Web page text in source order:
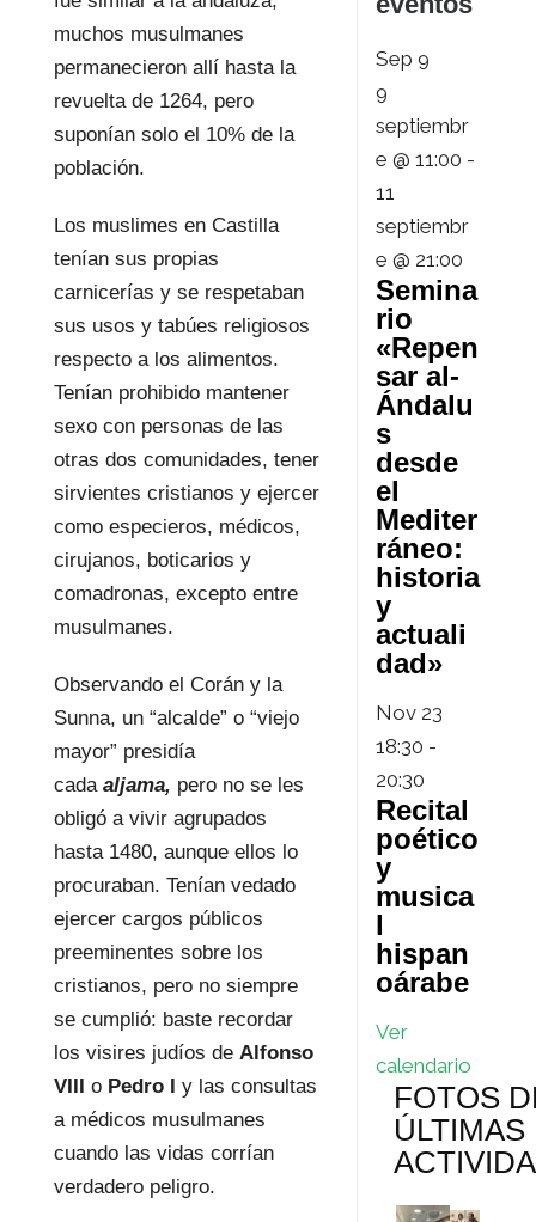
muchos musulmanes
permanecieron allí hasta la
revuelta de 1264, pero
suponían solo el 10% de la
población.
Los muslimes en Castilla
tenían sus propias
carnicerías y se respetaban
sus usos y tabúes religiosos
respecto a los alimentos.
Tenían prohibido mantener
sexo con personas de las
otras dos comunidades, tener
sirvientes cristianos y ejercer
como especieros, médicos,
cirujanos, boticarios y
comadronas, excepto entre
musulmanes.
Observando el Corán y la
Sunna, un “alcalde” o “viejo
mayor” presidía
cada aljama, pero no se les
obligó a vivir agrupados
hasta 1480, aunque ellos lo
procuraban. Tenían vedado
ejercer cargos públicos
preeminentes sobre los
cristianos, pero no siempre
se cumplió: baste recordar
los visires judíos de Alfonso
VIII
o Pedro I
y las consultas
a médicos musulmanes
cuando las vidas corrían
verdadero peligro.
Sep9
9
septiembr
e @ 11:00 -
11
septiembr
e @ 21:00
Semina
rio
«Repen
sar al-
Ándalu
s
desde
el
Mediter
ráneo:
historia
y
actuali
dad»
Nov 23
18:30 -
20:30
Recital
poético
y
musica
l
hispan
oárabe
Ver
calendario
FOTOS
ÚLTIMAS